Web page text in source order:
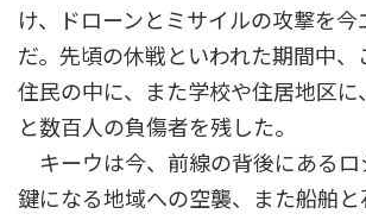
け、ドローンとミサイルの攻撃を
だ。先頃の休戦といわれた期間中
住民の中に、また学校や住居地区に
と数百人の負傷者を残した。
キーウは今、前線の背後にあるロ
鍵になる地域への空襲、また船舶